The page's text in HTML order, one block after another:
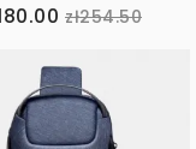
zł254.50